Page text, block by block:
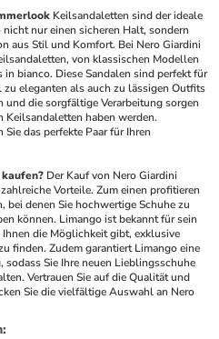
Keilsandaletten sind der ideale
nur einen sicheren Halt, sondern
aus Stil und Komfort. Bei Nero Giardini
von klassischen Modellen
bianco. Diese Sandalen sind perfekt für
eleganten als auch zu lässigen Outfits
die sorgfältige Verarbeitung sorgen
Keilsandaletten haben werden.
das perfekte Paar für Ihren
Der Kauf von Nero Giardini
Vorteile. Zum einen profitieren
bei denen Sie hochwertige Schuhe zu
können. Limango ist bekannt für sein
die Möglichkeit gibt, exklusive
finden. Zudem garantiert Limango eine
Sie Ihre neuen Lieblingsschuhe
Vertrauen Sie auf die Qualität und
Sie die vielfältige Auswahl an Nero
: